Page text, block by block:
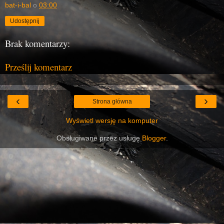
bat-i-bal o 03:00
Udostępnij
Brak komentarzy:
Prześlij komentarz
‹ ›
Strona główna
Wyświetl wersję na komputer
Obsługiwane przez usługę Blogger.